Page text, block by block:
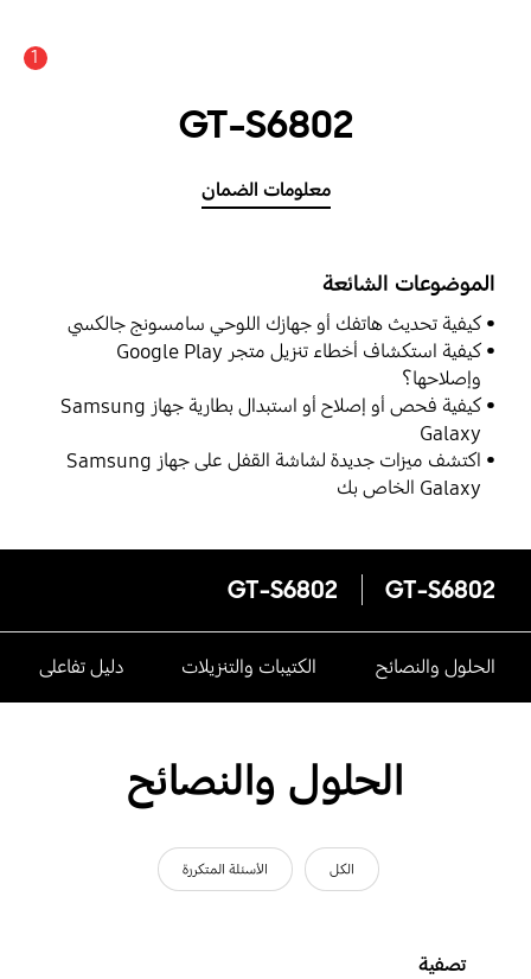
1
GT-S6802
معلومات الضمان
الموضوعات الشائعة
كيفية تحديث هاتفك أو جهازك اللوحي سامسونج جالكسي
كيفية استكشاف أخطاء تنزيل متجر Google Play
وإصلاحها؟
كيفية فحص أو إصلاح أو استبدال بطارية جهاز Samsung
Galaxy
اكتشف ميزات جديدة لشاشة القفل على جهاز Samsung
Galaxy الخاص بك
GT-S6802
GT-S6802
الحلول والنصائح الكتيبات والتنزيلات دليل تفاعلى
الحلول والنصائح
الكل الأسئلة المتكررة
تصفية